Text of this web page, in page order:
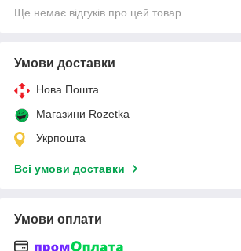
Ще немає відгуків про цей товар
Умови доставки
Нова Пошта
Магазини Rozetka
Укрпошта
Всі умови доставки
Умови оплати